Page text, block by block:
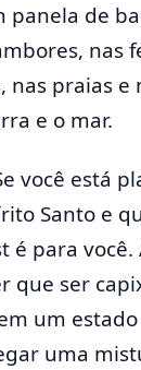
panela de
nas
nas praias e
e o mar.
você está
Santo e
é para
que ser
um
uma